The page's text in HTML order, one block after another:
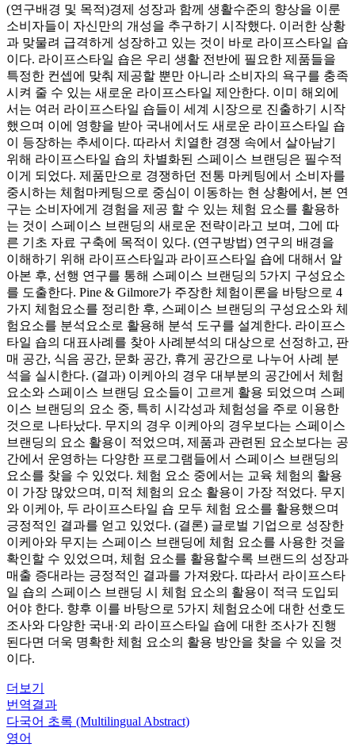
(연구배경 및 목적)경제 성장과 함께 생활수준의 향상을 이룬
소비자들이 자신만의 개성을 추구하기 시작했다. 이러한 상황
과 맞물려 급격하게 성장하고 있는 것이 바로 라이프스타일 숍
이다. 라이프스타일 숍은 우리 생활 전반에 필요한 제품들을
특정한 컨셉에 맞춰 제공할 뿐만 아니라 소비자의 욕구를 충족
시켜 줄 수 있는 새로운 라이프스타일 제안한다. 이미 해외에
서는 여러 라이프스타일 숍들이 세계 시장으로 진출하기 시작
했으며 이에 영향을 받아 국내에서도 새로운 라이프스타일 숍
이 등장하는 추세이다. 따라서 치열한 경쟁 속에서 살아남기
위해 라이프스타일 숍의 차별화된 스페이스 브랜딩은 필수적
이게 되었다. 제품만으로 경쟁하던 전통 마케팅에서 소비자를
중시하는 체험마케팅으로 중심이 이동하는 현 상황에서, 본 연
구는 소비자에게 경험을 제공 할 수 있는 체험 요소를 활용하
는 것이 스페이스 브랜딩의 새로운 전략이라고 보며, 그에 따
른 기초 자료 구축에 목적이 있다. (연구방법) 연구의 배경을
이해하기 위해 라이프스타일과 라이프스타일 숍에 대해서 알
아본 후, 선행 연구를 통해 스페이스 브랜딩의 5가지 구성요소
를 도출한다. Pine & Gilmore가 주장한 체험이론을 바탕으로 4
가지 체험요소를 정리한 후, 스페이스 브랜딩의 구성요소와 체
험요소를 분석요소로 활용해 분석 도구를 설계한다. 라이프스
타일 숍의 대표사례를 찾아 사례분석의 대상으로 선정하고, 판
매 공간, 식음 공간, 문화 공간, 휴게 공간으로 나누어 사례 분
석을 실시한다. (결과) 이케아의 경우 대부분의 공간에서 체험
요소와 스페이스 브랜딩 요소들이 고르게 활용 되었으며 스페
이스 브랜딩의 요소 중, 특히 시각성과 체험성을 주로 이용한
것으로 나타났다. 무지의 경우 이케아의 경우보다는 스페이스
브랜딩의 요소 활용이 적었으며, 제품과 관련된 요소보다는 공
간에서 운영하는 다양한 프로그램들에서 스페이스 브랜딩의
요소를 찾을 수 있었다. 체험 요소 중에서는 교육 체험의 활용
이 가장 많았으며, 미적 체험의 요소 활용이 가장 적었다. 무지
와 이케아, 두 라이프스타일 숍 모두 체험 요소를 활용했으며
긍정적인 결과를 얻고 있었다. (결론) 글로벌 기업으로 성장한
이케아와 무지는 스페이스 브랜딩에 체험 요소를 사용한 것을
확인할 수 있었으며, 체험 요소를 활용할수록 브랜드의 성장과
매출 증대라는 긍정적인 결과를 가져왔다. 따라서 라이프스타
일 숍의 스페이스 브랜딩 시 체험 요소의 활용이 적극 도입되
어야 한다. 향후 이를 바탕으로 5가지 체험요소에 대한 선호도
조사와 다양한 국내·외 라이프스타일 숍에 대한 조사가 진행
된다면 더욱 명확한 체험 요소의 활용 방안을 찾을 수 있을 것
이다.
더보기
번역결과
다국어 초록 (Multilingual Abstract)
영어